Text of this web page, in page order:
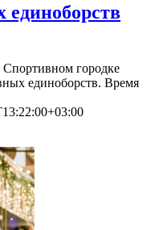
Спортивном городке
единоборств. Время